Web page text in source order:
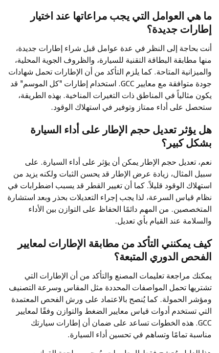
ما هي العوامل التي يجب مراعاتها عند اختيار
إطارات جديدة؟
أنت بحاجة إلى النظر في عدة عوامل قبل شراء إطارات جديدة،
منها مطابقة البطاقة التقنية للسيارة، والظروف الجوية المحلية،
والميزانية المتاحة. كما يلزم التأكد من أن الإطارات تحمل شهادات
جودة متوافقة مع معايير GCC. استخدام إطارات "كل الموسم" قد
يكون مثالياً في المناطق ذات التغيرات المناخية. بهذه الطريقة،
ستحصل على أداء ممتاز وتوفير في استهلاك الوقود.
هل يؤثر تعديل حجم الإطار على أداء السيارة
بشكل كبير؟
نعم، تعديل حجم الإطار يمكن أن يؤثر على أداء السيارة. على
سبيل المثال، زيادة عرض الإطار قد يحسن الثبات ولكنه يزيد من
استهلاك الوقود قليلاً. كما أن تغيير القطر قد يسبب اضطرابات في
نظام قياس السرعة، لذا يجب إجراء التعديلات بحذر وبعد استشارة
المتخصصين. من المهم دائمًا الحفاظ على التوازن بين الأداء
والسلامة عند القيام بأي تعديل.
كيف يمكنني التأكد من مطابقة الإطارات لمعايير
الفحص الدوري المتبعة؟
يمكنك مراجعة تعليمات المصنع والتأكد من أن الإطارات التي
تشتريها تحمل المواصفات المحددة مثل المقاس وسرعة التصنيف
ومؤشر الحمولة. كما يُنصح بالاعتماد على ورش الفحص المعتمدة
التي تستخدم أدوات قياس معايير الضغط والتوازن وفقًا لمعايير
GCC. هذه الخطوات تساعد على ضمان أن إطارات سيارتك
مناسبة تمامًا وتساهم في تحسين أداء السيارة.